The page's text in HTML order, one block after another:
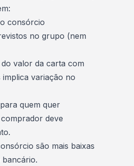
consórcio
no grupo (nem
valor da carta com
variação no
quem quer
deve
são mais baixas